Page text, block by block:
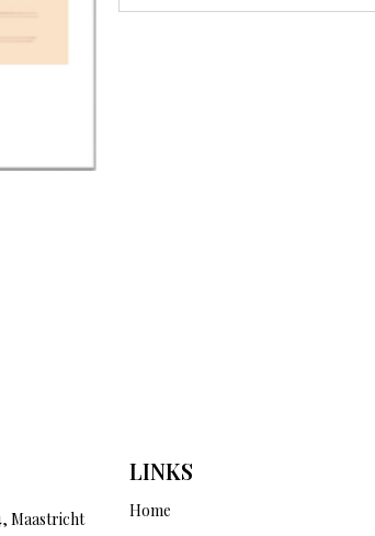
Maastricht
LINKS
Home